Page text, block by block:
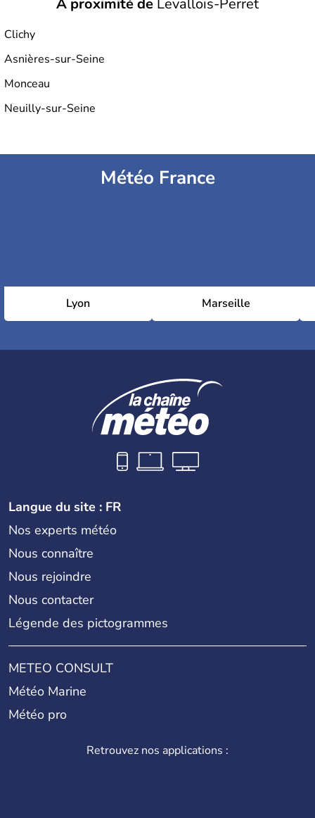
À proximité de Levallois-Perret
Clichy
Asnières-sur-Seine
Monceau
Neuilly-sur-Seine
Météo France
Lyon Marseille
Langue du site : FR
Nos experts météo
Nous connaître
Nous rejoindre
Nous contacter
Légende des pictogrammes
METEO CONSULT
Météo Marine
Météo pro
Retrouvez nos applications :